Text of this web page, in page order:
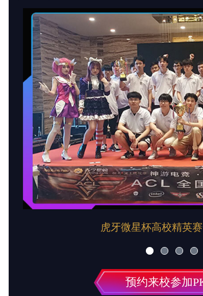
CHINA JOY--EEST
预约来校参加